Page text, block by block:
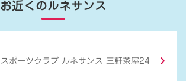
お近くのルネサンス
スポーツクラブ ルネサンス 三軒茶屋24